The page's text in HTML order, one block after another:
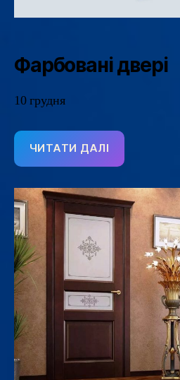
Фарбовані двері
10 грудня
ЧИТАТИ ДАЛІ